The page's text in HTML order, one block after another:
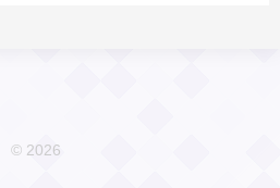
© 2026